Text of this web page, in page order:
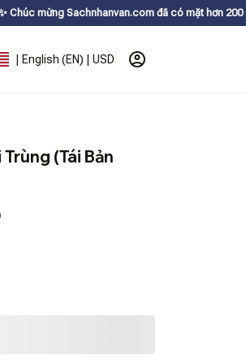
đã có mặt hơn 200 quốc gia như
| English (EN) | USD
(Tái Bản